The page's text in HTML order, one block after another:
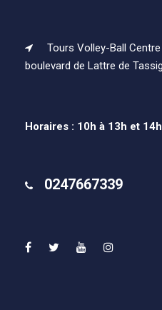
Tours Volley-Ball
boulevard de Lattre de
Horaires : 10h à 13h et
0247667339